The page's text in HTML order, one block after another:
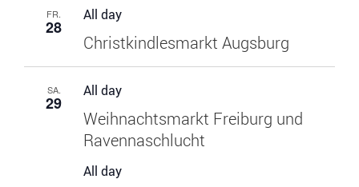
FR.
28
All day
Christkindlesmarkt Augsburg
SA.
29
All day
Weihnachtsmarkt Freiburg und
Ravennaschlucht
All day